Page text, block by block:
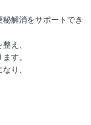
解消をサポートでき
え、
す。
り、